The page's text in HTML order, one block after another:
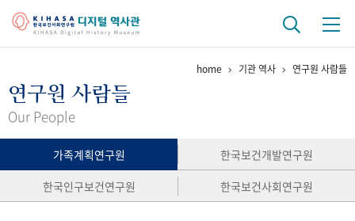
걸어온 길 기관 변천사
연구 역사
정책과 연구 키워드로 보는 연구 역사
연구자들
간행물 변천사
home 기관 역사 연구원 사람들
연구원 사람들
Our People
가족계획연구원
한국보건개발연구원
한국인구보건연구원
한국보건사회연구원